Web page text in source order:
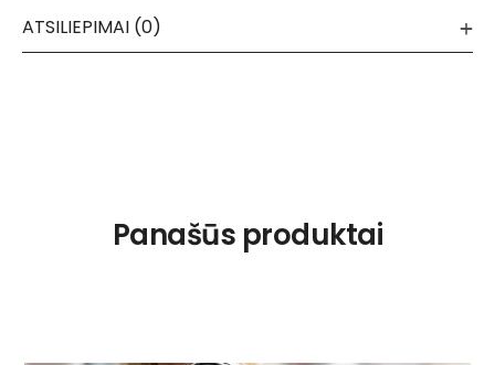
ATSILIEPIMAI (0)
Panašūs produktai